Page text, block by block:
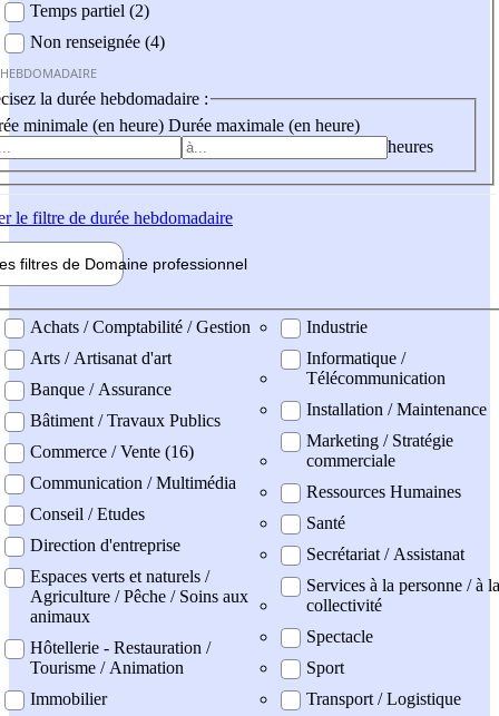
Temps partiel (2)
Non renseignée (4)
la durée hebdomadaire :
minimale (en heure) Durée maximale (en heure)
heures
le filtre de durée hebdomadaire
filtres de Domaine professionnel
professionel
Achats / Comptabilité / Gestion
Arts / Artisanat d'art
Banque / Assurance
Bâtiment / Travaux Publics
Commerce / Vente (16)
Communication / Multimédia
Conseil / Etudes
Direction d'entreprise
Espaces verts et naturels /
Agriculture / Pêche / Soins aux
animaux
Hôtellerie - Restauration /
Tourisme / Animation
Immobilier
Industrie
Informatique /
Télécommunication
Installation / Maintenance
Marketing / Stratégie
commerciale
Ressources Humaines
Santé
Secrétariat / Assistanat
Services à la personne / à la
collectivité
Spectacle
Sport
Transport / Logistique